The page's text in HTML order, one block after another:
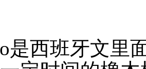
是西班牙文里